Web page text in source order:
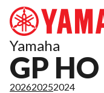
Yamaha
GP
202620252024